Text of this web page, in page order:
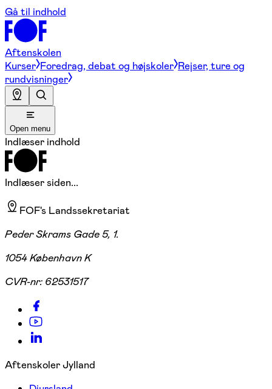
Gå til indhold
Aftenskolen
Kurser Foredrag, debat og højskoler Rejser, ture og
rundvisninger
Open menu
Indlæser indhold
Indlæser siden...
FOF's Landssekretariat
Peder Skrams Gade 5, 1.
1054 København K
CVR-nr: 62531517
Aftenskoler Jylland